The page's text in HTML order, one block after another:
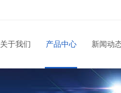
关于我们 产品中心 新闻动